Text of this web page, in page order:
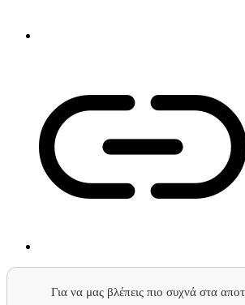
Για να μας βλέπεις πιο συχνά στα